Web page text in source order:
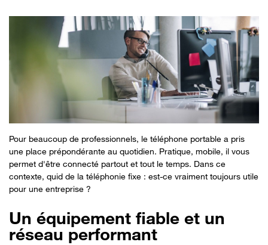
Pour beaucoup de professionnels, le téléphone portable a pris
une place prépondérante au quotidien. Pratique, mobile, il vous
permet d'être connecté partout et tout le temps. Dans ce
contexte, quid de la téléphonie fixe : est-ce vraiment toujours utile
pour une entreprise ?
Un équipement fiable et un
réseau performant